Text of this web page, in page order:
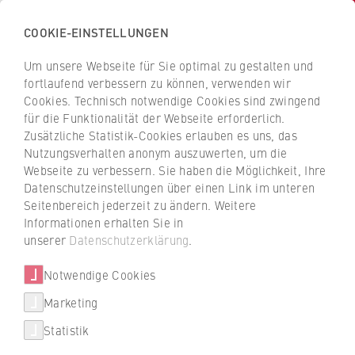
Z
u
ü
k
u
S
a
H
c
h
s
c
h
u
l
e
f
r
W
i
r
Z
u
r
ü
c
k
z
u
r
t
a
t
Forschung und Transfer
Rechter Gewalt in Berlin-
Brandenburg entgegenwirken
Rechte Jugendliche: Das Forschungsprojekt
»Jupore« evaluiert Strategien zur
Bekämpfung von Rechtsextremismus und
entwickelt neue Ansätze.
COOKIE-EINSTELLUNGEN
Um unsere Webseite für Sie optimal zu gestalten und
fortlaufend verbessern zu können, verwenden wir
Cookies. Technisch notwendige Cookies sind zwingend
für die Funktionalität der Webseite erforderlich.
Zusätzliche Statistik-Cookies erlauben es uns, das
Nutzungsverhalten anonym auszuwerten, um die
Webseite zu verbessern. Sie haben die Möglichkeit, Ihre
Datenschutzeinstellungen über einen Link im unteren
Seitenbereich jederzeit zu ändern. Weitere
Informationen erhalten Sie in
unserer Datenschutzerklärung
Notwendige Cookies
Marketing
Statistik